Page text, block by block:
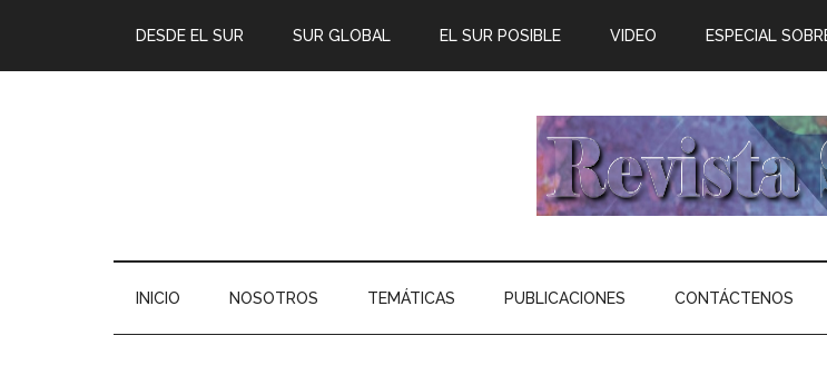
DESDE EL SUR SUR GLOBAL EL SUR POSIBLE VIDEO ESPECIAL
INICIO NOSOTROS TEMÁTICAS PUBLICACIONES CONTÁCTENOS